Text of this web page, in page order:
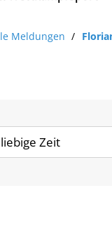
Meldungen